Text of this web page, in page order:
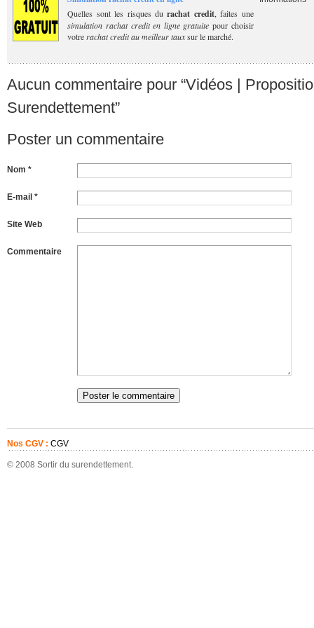
Quelles sont les risques durachat credit, faites une
simulation rachat credit en ligne gratuite pour choisir
votrerachat credit au meilleur tauxsur le marché.
Aucun commentaire pour “Vidéos |
Surendettement”
Poster un commentaire
Nom *
E-mail *
Site Web
Commentaire
Nos CGV : CGV
© 2008 Sortir du surendettement.